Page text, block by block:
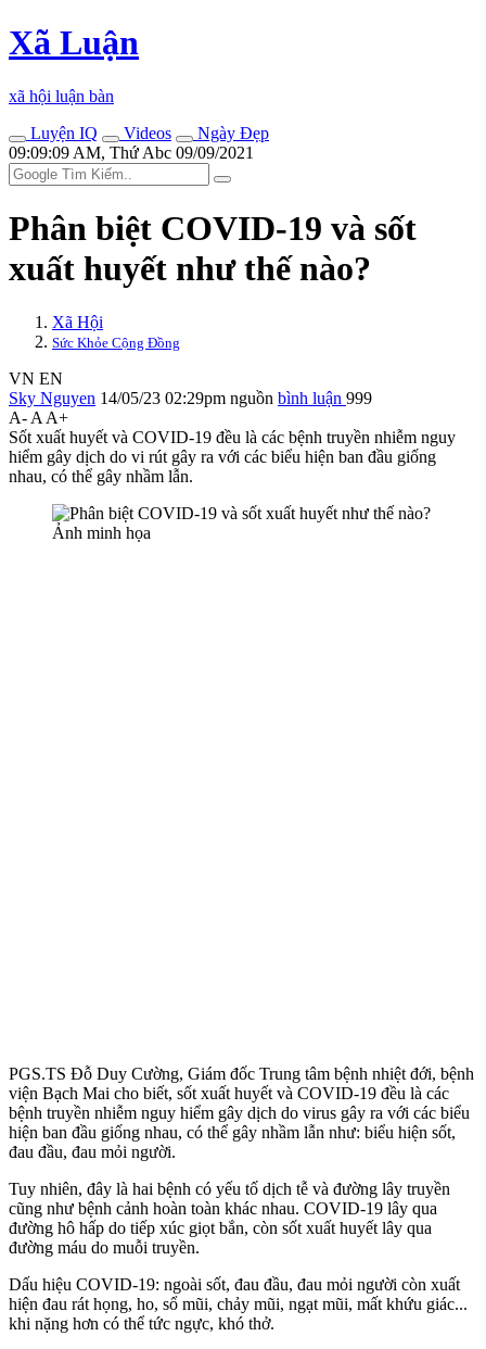
Xã Luận
xã hội luận bàn
Luyện IQ
Videos
Ngày Đẹp
09:09:09 AM, Thứ Abc 09/09/2021
Phân biệt COVID-19 và sốt
xuất huyết như thế nào?
Xã Hội
Sức Khỏe Cộng Đồng
VN EN
Sky Nguyen 14/05/23 02:29pm nguồn bình luận 999
A- A A+
Sốt xuất huyết và COVID-19 đều là các bệnh truyền nhiễm nguy
hiểm gây dịch do vi rút gây ra với các biểu hiện ban đầu giống
nhau, có thể gây nhầm lẫn.
Ảnh minh họa
PGS.TS Đỗ Duy Cường, Giám đốc Trung tâm bệnh nhiệt đới, bệnh
viện Bạch Mai cho biết, sốt xuất huyết và COVID-19 đều là các
bệnh truyền nhiễm nguy hiểm gây dịch do virus gây ra với các biểu
hiện ban đầu giống nhau, có thể gây nhầm lẫn như: biểu hiện sốt,
đau đầu, đau mỏi người.
Tuy nhiên, đây là hai bệnh có yếu tố dịch tễ và đường lây truyền
cũng như bệnh cảnh hoàn toàn khác nhau. COVID-19 lây qua
đường hô hấp do tiếp xúc giọt bắn, còn sốt xuất huyết lây qua
đường máu do muỗi truyền.
Dấu hiệu COVID-19: ngoài sốt, đau đầu, đau mỏi người còn xuất
hiện đau rát họng, ho, sổ mũi, chảy mũi, ngạt mũi, mất khứu giác...
khi nặng hơn có thể tức ngực, khó thở.